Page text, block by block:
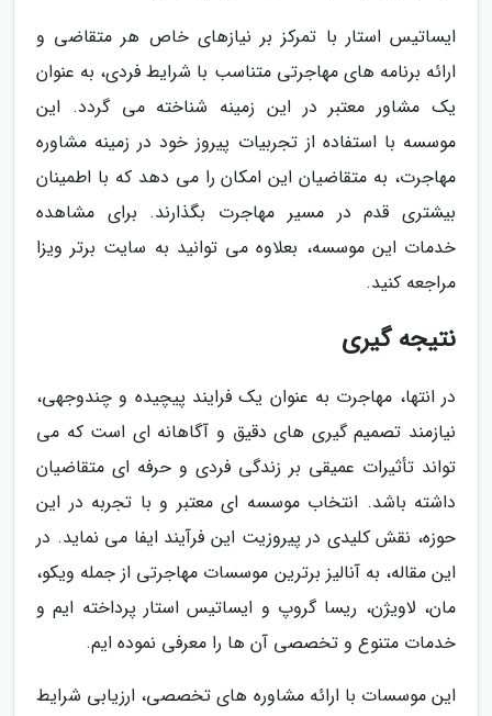
ایساتیس استار با تمرکز بر نیازهای خاص هر متقاضی و
ارائه برنامه های مهاجرتی متناسب با شرایط فردی، به عنوان
یک مشاور معتبر در این زمینه شناخته می گردد. این
موسسه با استفاده از تجربیات پیروز خود در زمینه مشاوره
مهاجرت، به متقاضیان این امکان را می دهد که با اطمینان
بیشتری قدم در مسیر مهاجرت بگذارند. برای مشاهده
خدمات این موسسه، بعلاوه می توانید به سایت برتر ویزا
مراجعه کنید.
نتیجه گیری
در انتها، مهاجرت به عنوان یک فرایند پیچیده و چندوجهی،
نیازمند تصمیم گیری های دقیق و آگاهانه ای است که می
تواند تأثیرات عمیقی بر زندگی فردی و حرفه ای متقاضیان
داشته باشد. انتخاب موسسه ای معتبر و با تجربه در این
حوزه، نقش کلیدی در پیروزیت این فرآیند ایفا می نماید. در
این مقاله، به آنالیز برترین موسسات مهاجرتی از جمله ویکو،
مان، لاویژن، ریسا گروپ و ایساتیس استار پرداخته ایم و
خدمات متنوع و تخصصی آن ها را معرفی نموده ایم.
این موسسات با ارائه مشاوره های تخصصی، ارزیابی شرایط